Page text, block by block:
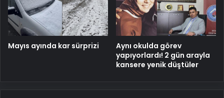
Mayıs ayında kar sürprizi
Aynı okulda görev
yapıyorlardı! 2 gün arayla
kansere yenik düştüler